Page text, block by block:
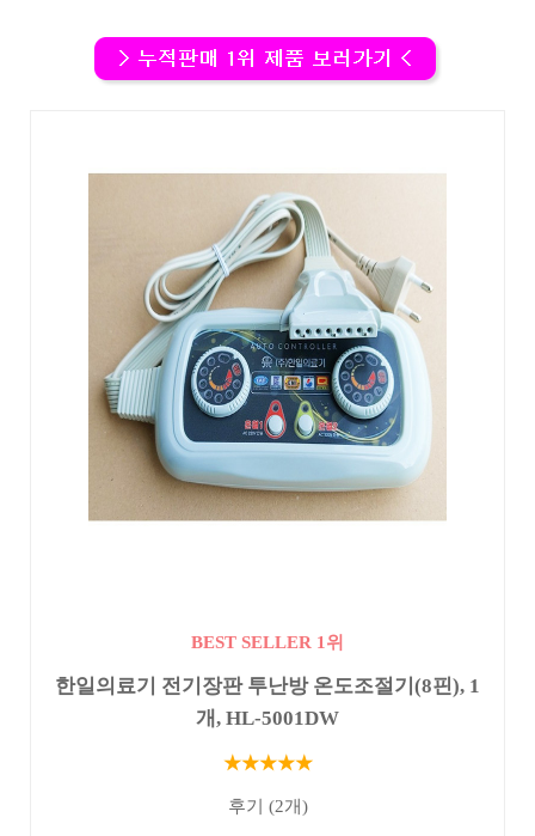
BEST SELLER 1위
한일의료기 전기장판 투난방 온도조절기(8핀), 1
개, HL-5001DW
★★★★★
후기 (2개)